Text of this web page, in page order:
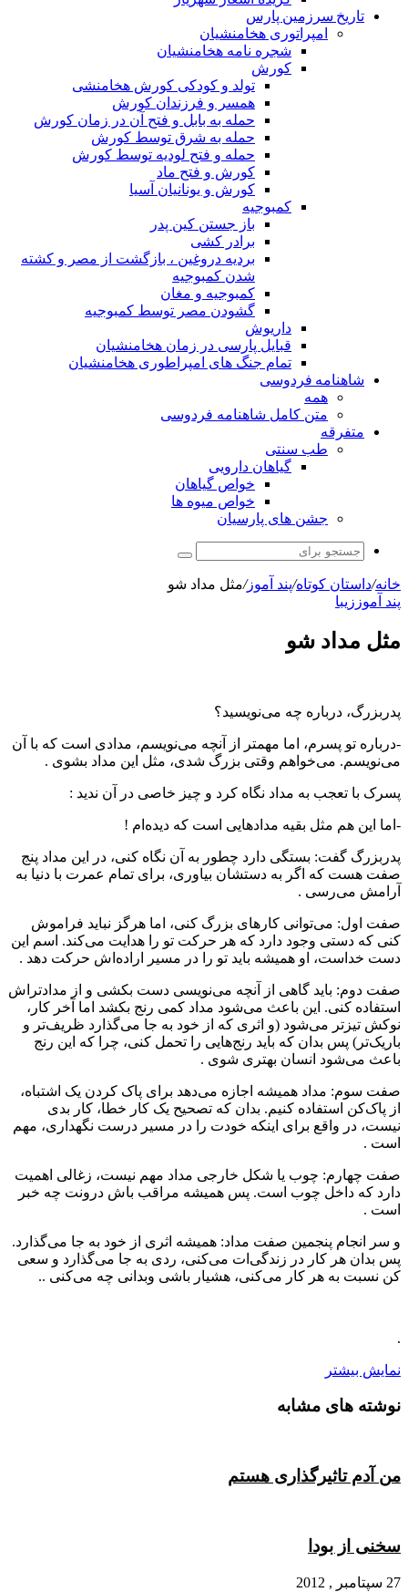
تاریخ سرزمین پارس
امپراتوری هخامنشیان
شجره نامه هخامنشیان
کورش
تولد و کودکی کورش هخامنشی
همسر و فرزندان کورش
حمله به بابل و فتح آن در زمان کورش
حمله به شرق توسط کورش
حمله و فتح لودیه توسط کورش
کورش و فتح ماد
کورش و یونانیان آسیا
کمبوجیه
باز جستن کین پدر
برادر کشی
بردیه دروغین ، بازگشت از مصر و کشته
شدن کمبوجیه
کمبوجیه و مغان
گشودن مصر توسط کمبوجیه
داریوش
قبایل پارسی در زمان هخامنشیان
تمام جنگ های امپراطوری هخامنشیان
شاهنامه فردوسی
همه
متن کامل شاهنامه فردوسی
متفرقه
طب سنتی
گیاهان دارویی
خواص گیاهان
خواص میوه ها
جشن های پارسیان
جستجو
خانه/داستان کوتاه/پند آموز/مثل مداد شو
پند آموز زیبا
مثل مداد شو
پدربزرگ، درباره چه می‌نویسید؟
-درباره تو پسرم، اما مهمتر از آنچه می‌نویسم، مدادی است که با آن
می‌نویسم. می‌خواهم وقتی بزرگ شدی، مثل این مداد بشوی .
پسرک با تعجب به مداد نگاه کرد و چیز خاصی در آن ندید :
-اما این هم مثل بقیه مدادهایی است که دیده‌ام !
پدربزرگ گفت: بستگی دارد چطور به آن نگاه کنی، در این مداد پنج
صفت هست که اگر به دستشان بیاوری، برای تمام عمرت با دنیا به
آرامش می‌رسی .
صفت اول: می‌توانی کارهای بزرگ کنی، اما هرگز نباید فراموش
کنی که دستی وجود دارد که هر حرکت تو را هدایت می‌کند. اسم این
دست خداست، او همیشه باید تو را در مسیر اراده‌اش حرکت دهد .
صفت دوم: باید گاهی از آنچه می‌نویسی دست بکشی و از مدادتراش
استفاده کنی. این باعث می‌شود مداد کمی رنج بکشد اما آخر کار،
نوکش تیزتر می‌شود (و اثری که از خود به جا می‌گذارد ظریف‌تر و
باریک‌تر) پس بدان که باید رنج‌هایی را تحمل کنی، چرا که این رنج
باعث می‌‌شود انسان بهتری شوی .
صفت سوم: مداد همیشه اجازه می‌دهد برای پاک کردن یک اشتباه،
از پاک‌کن استفاده کنیم. بدان که تصحیح یک کار خطا، کار بدی
نیست، در واقع برای اینکه خودت را در مسیر درست نگهداری، مهم
است .
صفت چهارم: چوب یا شکل خارجی مداد مهم نیست، زغالی اهمیت
دارد که داخل چوب است. پس همیشه مراقب باش درونت چه خبر
است .
و سر انجام پنجمین صفت مداد: همیشه اثری از خود به جا می‌گذارد.
پس بدان هر کار در زندگی‌ات می‌کنی، ردی به جا می‌گذارد و سعی
کن نسبت به هر کار می‌کنی، هشیار باشی وبدانی چه می‌کنی ..
.
نمایش بیشتر
نوشته های مشابه
من آدم تاثیرگذارى هستم
سخنی از بودا
27 سپتامبر , 2012